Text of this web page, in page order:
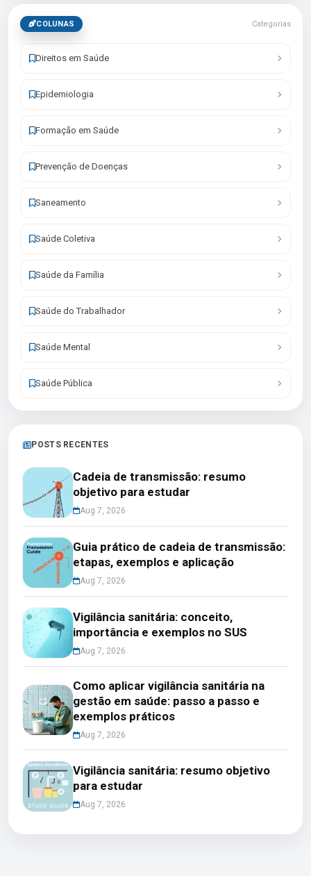
COLUNAS Categorias
Direitos em Saúde
Epidemiologia
Formação em Saúde
Prevenção de Doenças
Saneamento
Saúde Coletiva
Saúde da Família
Saúde do Trabalhador
Saúde Mental
Saúde Pública
POSTS RECENTES
Cadeia de transmissão: resumo
objetivo para estudar
Aug 7, 2026
Guia prático de cadeia de transmissão:
etapas, exemplos e aplicação
Aug 7, 2026
Vigilância sanitária: conceito,
importância e exemplos no SUS
Aug 7, 2026
Como aplicar vigilância sanitária na
gestão em saúde: passo a passo e
exemplos práticos
Aug 7, 2026
Vigilância sanitária: resumo objetivo
para estudar
Aug 7, 2026